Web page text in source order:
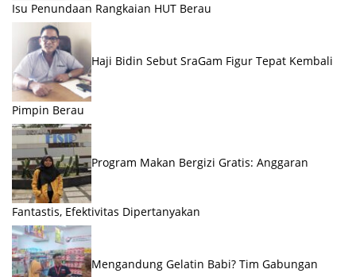
Isu Penundaan Rangkaian HUT Berau
Haji Bidin Sebut SraGam Figur Tepat Kembali
Pimpin Berau
Program Makan Bergizi Gratis: Anggaran
Fantastis, Efektivitas Dipertanyakan
Mengandung Gelatin Babi? Tim Gabungan